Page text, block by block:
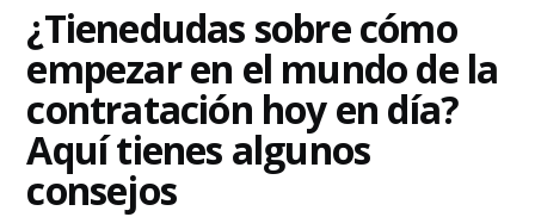
‍¿Tienedudas sobre cómo
empezar en el mundo de la
contratación hoy en día?
Aquí tienes algunos
consejos